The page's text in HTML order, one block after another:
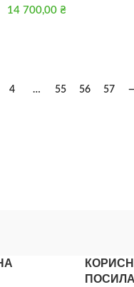
14 700,00 ₴
4 … 55 56 57
КОРИСНІ